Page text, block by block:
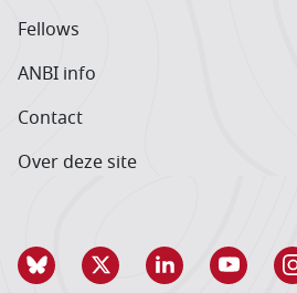
Fellows
ANBI info
Contact
Over deze site